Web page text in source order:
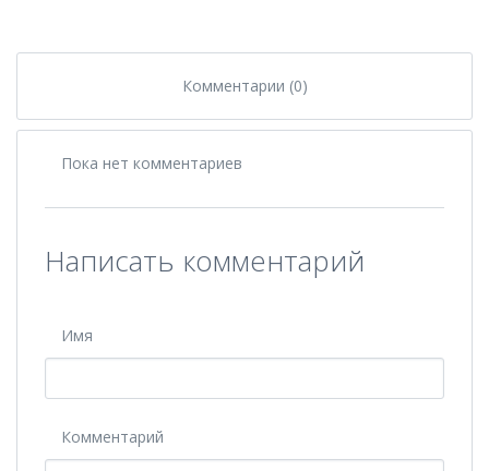
Комментарии (0)
Пока нет комментариев
Написать комментарий
Имя
Комментарий